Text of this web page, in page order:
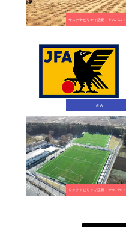
サステナビリティ活動（アスパス！
JFA
サステナビリティ活動（アスパス！